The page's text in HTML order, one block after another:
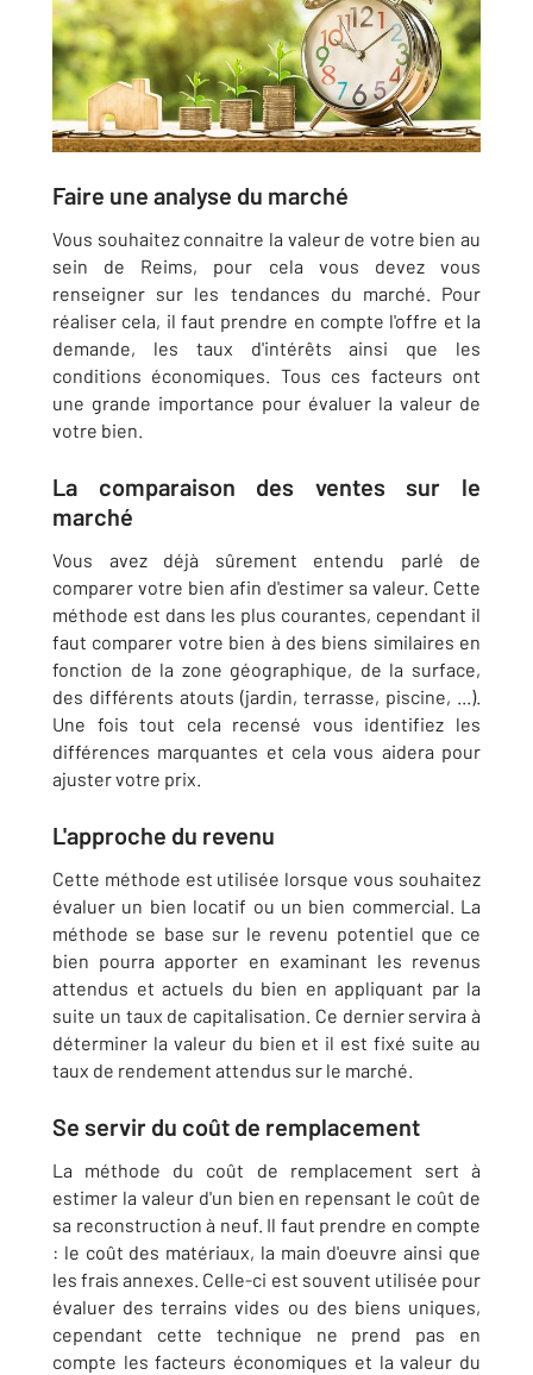
Faire une analyse du marché
Vous souhaitez connaitre la valeur de votre bien au
sein de Reims, pour cela vous devez vous
renseigner sur les tendances du marché. Pour
réaliser cela, il faut prendre en compte l'offre et la
demande, les taux d'intérêts ainsi que les
conditions économiques. Tous ces facteurs ont
une grande importance pour évaluer la valeur de
votre bien.
La comparaison des ventes sur le
marché
Vous avez déjà sûrement entendu parlé de
comparer votre bien afin d'estimer sa valeur. Cette
méthode est dans les plus courantes, cependant il
faut comparer votre bien à des biens similaires en
fonction de la zone géographique, de la surface,
des différents atouts (jardin, terrasse, piscine, ...).
Une fois tout cela recensé vous identifiez les
différences marquantes et cela vous aidera pour
ajuster votre prix.
L'approche du revenu
Cette méthode est utilisée lorsque vous souhaitez
évaluer un bien locatif ou un bien commercial. La
méthode se base sur le revenu potentiel que ce
bien pourra apporter en examinant les revenus
attendus et actuels du bien en appliquant par la
suite un taux de capitalisation. Ce dernier servira à
déterminer la valeur du bien et il est fixé suite au
taux de rendement attendus sur le marché.
Se servir du coût de remplacement
La méthode du coût de remplacement sert à
estimer la valeur d'un bien en repensant le coût de
sa reconstruction à neuf. Il faut prendre en compte
: le coût des matériaux, la main d'oeuvre ainsi que
les frais annexes. Celle-ci est souvent utilisée pour
évaluer des terrains vides ou des biens uniques,
cependant cette technique ne prend pas en
compte les facteurs économiques et la valeur du